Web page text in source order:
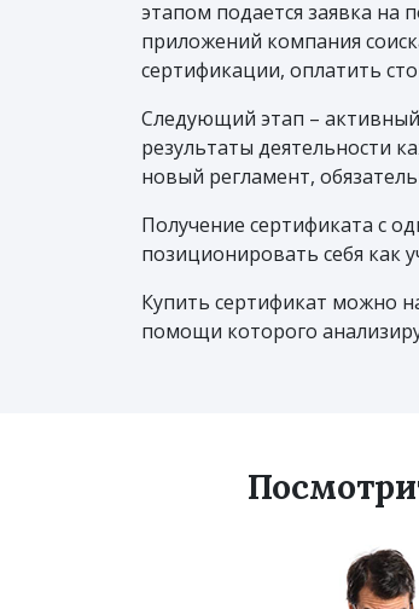
этапом подается заявка на
приложений компания
сертификации, оплатить
Следующий этап –
результаты деятельности
новый регламент,
Получение сертификата с
позиционировать себя как
Купить сертификат можно
помощи которого